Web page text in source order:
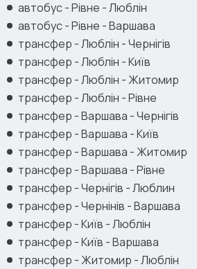
автобус - Рівне - Люблін
автобус - Рівне - Варшава
трансфер - Люблін - Чернігів
трансфер - Люблін - Київ
трансфер - Люблін - Житомир
трансфер - Люблін - Рівне
трансфер - Варшава - Чернігів
трансфер - Варшава - Київ
трансфер - Варшава - Житомир
трансфер - Варшава - Рівне
трансфер - Чернігів - Люблин
трансфер - Чернінів - Варшава
трансфер - Київ - Люблін
трансфер - Київ - Варшава
трансфер - Житомир - Люблін